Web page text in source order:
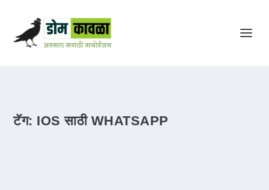
टॅग: IOS साठी WHATSAPP